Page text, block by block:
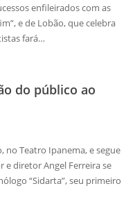
enfileirados com as
e de Lobão, que celebra
fará…
do público ao
no Teatro Ipanema, e segue
e diretor Angel Ferreira se
“Sidarta”, seu primeiro